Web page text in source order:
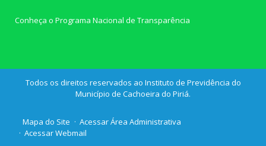
Conheça o Programa Nacional de Transparência
Todos os direitos reservados ao Instituto de Previdência do
Município de Cachoeira do Piriá.
Mapa do Site
Acessar Área Administrativa
Acessar Webmail